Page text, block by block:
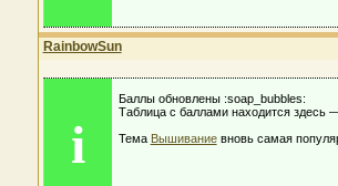
RainbowSun
i
Баллы обновлены :soap_bubbles:
Таблица с баллами находится здесь
Тема Вышиваниевновь самая